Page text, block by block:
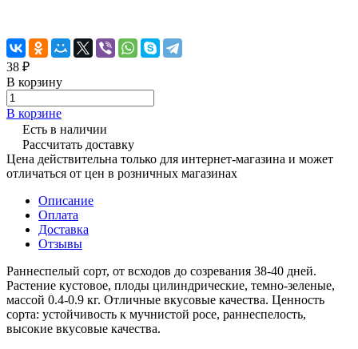
38 ₽
В корзину
В корзине
Есть в наличии
Рассчитать доставку
Цена действительна только для интернет-магазина и может
отличаться от цен в розничных магазинах
Описание
Оплата
Доставка
Отзывы
Раннеспелый сорт, от всходов до созревания 38-40 дней.
Растение кустовое, плоды цилиндрические, темно-зеленые,
массой 0.4-0.9 кг. Отличные вкусовые качества. Ценность
сорта: устойчивость к мучнистой росе, раннеспелость,
высокие вкусовые качества.